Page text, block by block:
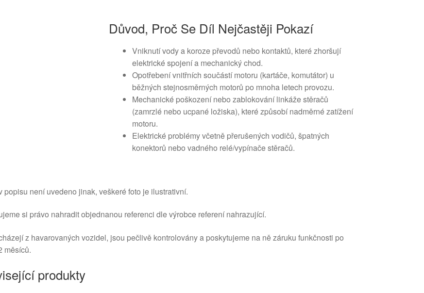
Důvod, Proč Se Díl Nejčastěji Pokazí
Vniknutí vody a koroze převodů nebo kontaktů, které zhoršují
elektrické spojení a mechanický chod.
Opotřebení vnitřních součástí motoru (kartáče, komutátor) u
běžných stejnosměrných motorů po mnoha letech provozu.
Mechanické poškození nebo zablokování linkáže stěračů
(zamrzlé nebo ucpané ložiska), které způsobí nadměrné zatížení
motoru.
Elektrické problémy včetně přerušených vodičů, špatných
konektorů nebo vadného relé/vypínače stěračů.
popisu není uvedeno jinak, veškeré foto je ilustrativní.
si právo nahradit objednanou referenci dle výrobce referení nahrazující.
z havarovaných vozidel, jsou pečlivě kontrolovány a poskytujeme na ně záruku funkčnosti po
měsíců.
produkty